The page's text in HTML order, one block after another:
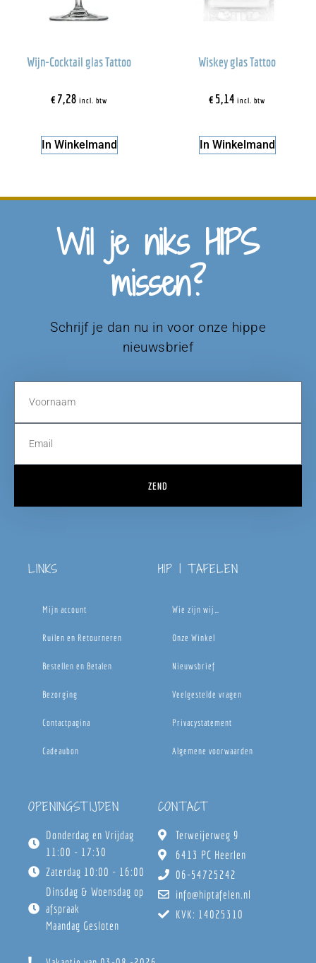
Wijn-Cocktail glas Tattoo
€7,28 incl. btw
In Winkelmand
Wiskey glas Tattoo
€5,14 incl. btw
In Winkelmand
Wil je niks HIPS
missen?
Schrijf je dan nu in voor onze hippe
nieuwsbrief
ZEND
LINKS
Mijn account
Ruilen en Retourneren
Bestellen en Betalen
Bezorging
Contactpagina
Cadeaubon
HIP | TAFELEN
Wie zijn wij…
Onze Winkel
Nieuwsbrief
Veelgestelde vragen
Privacystatement
Algemene voorwaarden
OPENINGSTIJDEN
Donderdag en Vrijdag
11:00 - 17:30
Zaterdag 10:00 - 16:00
Dinsdag & Woensdag op
afspraak
Maandag Gesloten
CONTACT
Terweijerweg 9
6413 PC Heerlen
06-54725242
info@hiptafelen.nl
KVK: 14025310